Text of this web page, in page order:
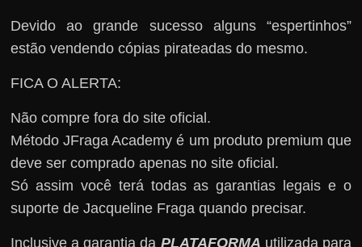
Devido ao grande sucesso alguns “espertinhos”
estão vendendo cópias pirateadas do mesmo.
FICA O ALERTA:
Não compre fora do site oficial.
Método JFraga Academy é um produto premium que
deve ser comprado apenas no site oficial.
Só assim você terá todas as garantias legais e o
suporte de Jacqueline Fraga quando precisar.
Inclusive a garantia da PLATAFORMA utilizada para